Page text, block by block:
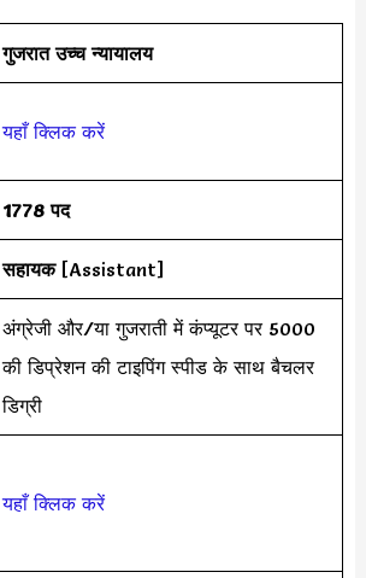
गुजरात उच्च न्यायालय
यहाँ क्लिक करें
1778 पद
सहायक[Assistant]
अंग्रेजी और/या गुजराती में कंप्यूटर पर 5000
की डिप्रेशन की टाइपिंग स्पीड के साथ बैचलर
डिग्री
यहाँ क्लिक करें